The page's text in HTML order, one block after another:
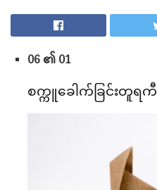
06 ၏ 01
စက္ကူခေါက်ခြင်းတူရကီ